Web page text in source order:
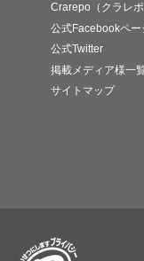
Crarepo（クラレポ
公式Facebookペー
公式Twitter
掲載メディア様一
サイトマップ